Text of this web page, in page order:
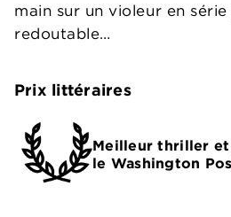
main sur un violeur en
redoutable…
Prix littéraires
Meilleur thriller
le Washington